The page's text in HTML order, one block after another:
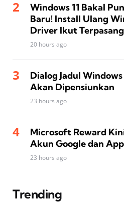
Windows 11 Bakal
Baru! Install Ulang
Driver Ikut
20 hours ago
Dialog Jadul
Akan Dipensiunkan
23 hours ago
Microsoft Reward
Akun Google dan
23 hours ago
Trending